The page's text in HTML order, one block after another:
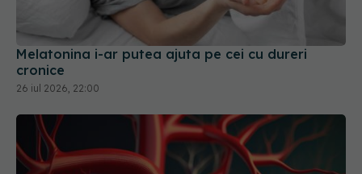
Melatonina i-ar putea ajuta pe cei cu dureri
cronice
26 iul 2026, 22:00